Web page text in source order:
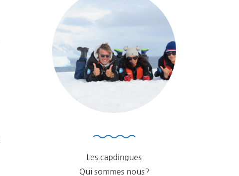
Les capdingues
Qui sommes nous?